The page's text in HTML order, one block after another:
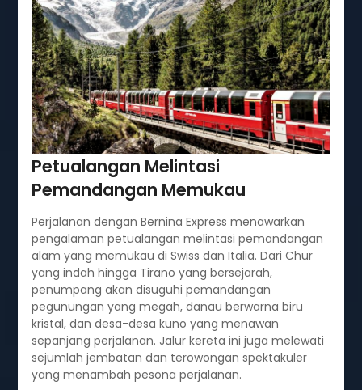
Petualangan Melintasi
Pemandangan Memukau
Perjalanan dengan Bernina Express menawarkan
pengalaman petualangan melintasi pemandangan
alam yang memukau di Swiss dan Italia. Dari Chur
yang indah hingga Tirano yang bersejarah,
penumpang akan disuguhi pemandangan
pegunungan yang megah, danau berwarna biru
kristal, dan desa-desa kuno yang menawan
sepanjang perjalanan. Jalur kereta ini juga melewati
sejumlah jembatan dan terowongan spektakuler
yang menambah pesona perjalanan.